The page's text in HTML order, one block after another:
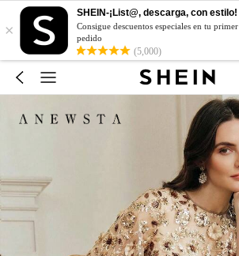
×
SHEIN-¡List@, descarga, con estilo!
Consigue descuentos especiales en tu primer
pedido
(5,000)